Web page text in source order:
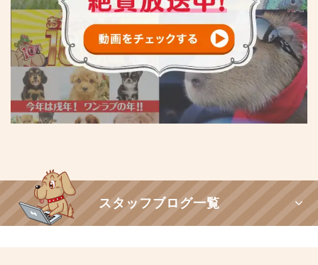
スタッフブログ一覧